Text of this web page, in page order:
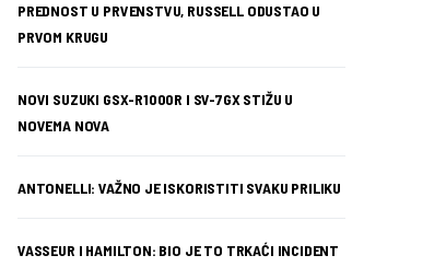
PREDNOST U PRVENSTVU, RUSSELL ODUSTAO U
PRVOM KRUGU
NOVI SUZUKI GSX-R1000R I SV-7GX STIŽU U
NOVEMA NOVA
ANTONELLI: VAŽNO JE ISKORISTITI SVAKU PRILIKU
VASSEUR I HAMILTON: BIO JE TO TRKAĆI INCIDENT